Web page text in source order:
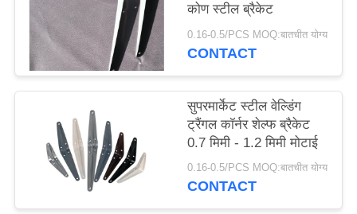
कोण स्टील ब्रैकेट
0.16-0.5/PCS MOQ:बातचीत योग्य
CONTACT
सुपरमार्केट स्टील वेल्डिंग
ट्रैंगल कॉर्नर शेल्फ ब्रैकेट
0.7 मिमी - 1.2 मिमी मोटाई
0.16-0.5/PCS MOQ:बातचीत योग्य
CONTACT